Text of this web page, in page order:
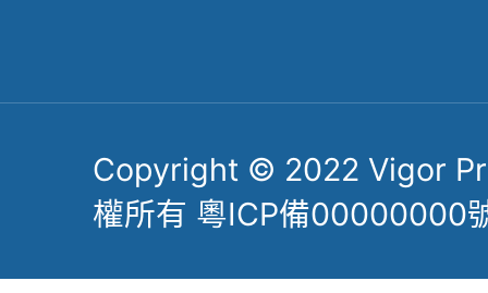
Copyright © 2022 Vigor
權所有 粵ICP備00000000